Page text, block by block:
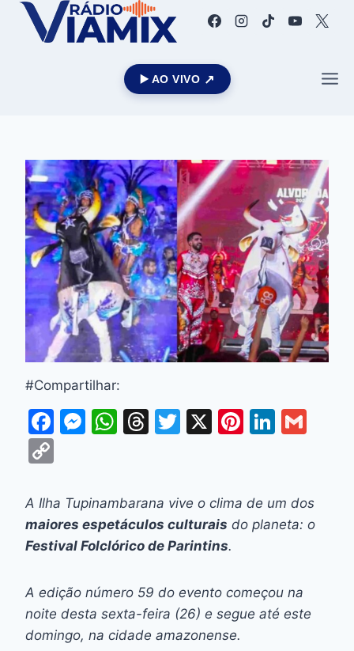
▶️ AO VIVO
#Compartilhar:
F
e
b
o
k
M
s
e
n
er
W
s
A
p
T
a
d
s
T
er
X
Pi
e
st
Li
e
dI
l
p
y
Li
k
A Ilha Tupinambarana vive o clima de um dos
maiores espetáculos culturais do planeta: o
Festival Folclórico de Parintins.
A edição número 59 do evento começou na
noite desta sexta-feira (26) e segue até este
domingo, na cidade amazonense.